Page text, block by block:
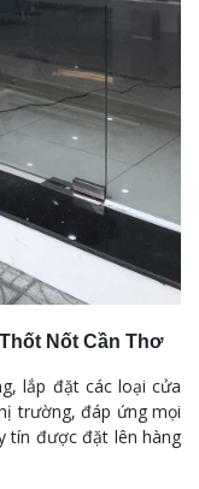
Nốt Cần Thơ
lắp đặt các loại cửa
trường, đáp ứng mọi
tín được đặt lên hàng